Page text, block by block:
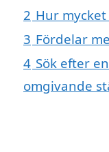
2 Hur
3 Fördelar
4 Sök efter
omgivande